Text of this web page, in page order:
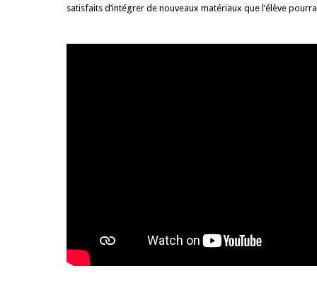
satisfaits d’intégrer de nouveaux matériaux que l’élève